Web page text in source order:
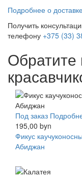
Подробнее о
Получить
телефону +375 (33)
Обратите
Под заказ
195,00 byn
Фикус
Абиджан